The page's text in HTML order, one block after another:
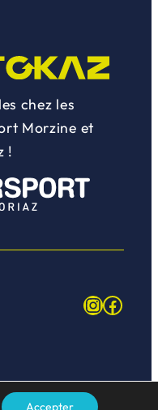
chez les
Morzine et
!
Accepter